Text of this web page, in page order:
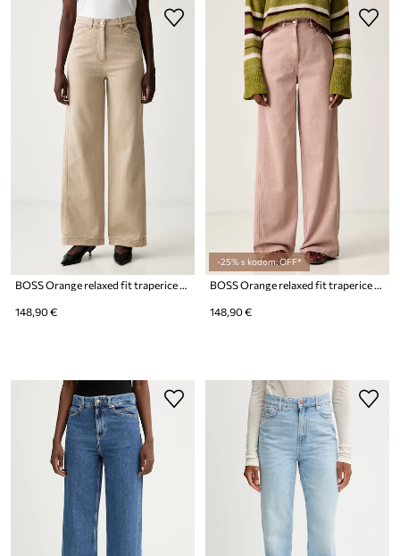
BOSS Orange relaxed fit traperice za žene C_TMarlina1-D
148,90 €
-25% s kodom: OFF*
BOSS Orange relaxed fit traperice za žene C_TMarlina1-D
148,90 €